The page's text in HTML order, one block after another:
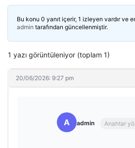
Bu konu 0 yanıt içerir, 1 izleyen vardır ve
admin tarafından güncellenmiştir.
1 yazı görüntüleniyor (toplam 1)
20/06/2026: 9:27 pm
A admin Anahtar